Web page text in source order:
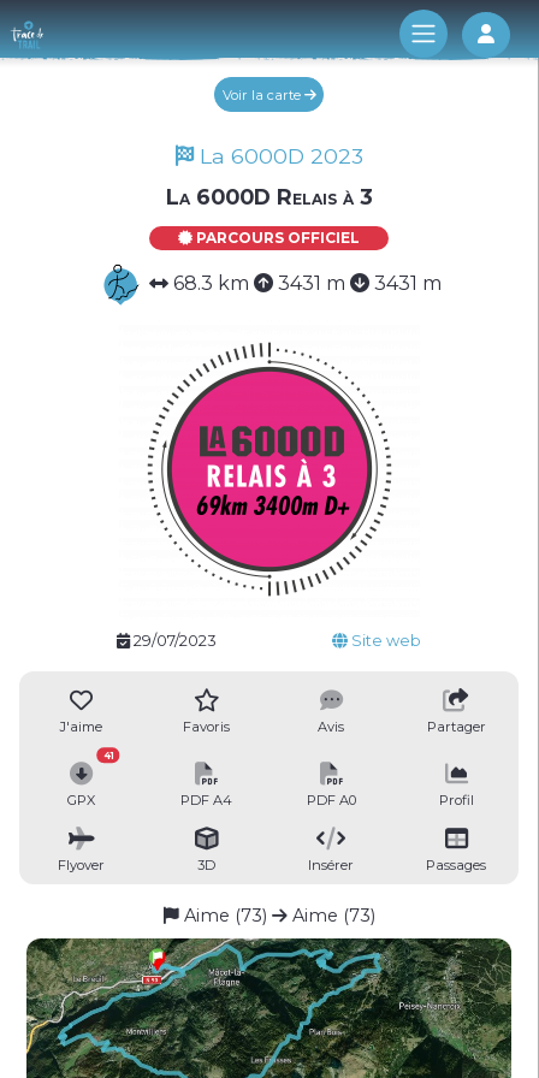
Log
Voir la carte
La 6000D 2023
La 6000D Relais à 3
PARCOURS OFFICIEL
68.3 km 3431 m 3431 m
29/07/2023 Site web
J'aime Favoris Avis Partager
GPX
41
PDF A4 PDF A0 Profil
Flyover 3D Insérer Passages
Aime (73) Aime (73)